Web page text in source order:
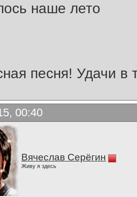
наше лето
песня! Удачи в
00:40
Вячеслав Серёгин
Живу я здесь